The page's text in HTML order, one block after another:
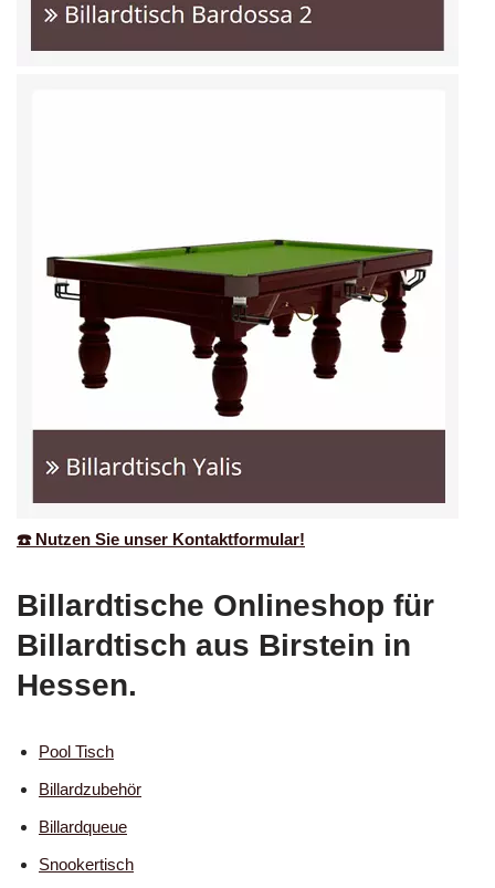
☎️ Nutzen Sie unser Kontaktformular!
Billardtische Onlineshop für
Billardtisch aus Birstein in
Hessen.
Pool Tisch
Billardzubehör
Billardqueue
Snookertisch